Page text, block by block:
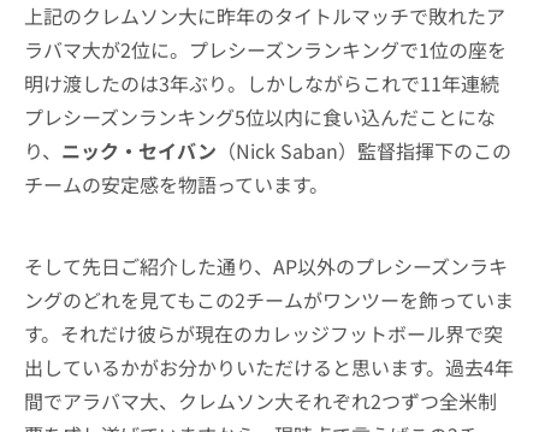
上記のクレムソン大に昨年のタイトルマッチで敗れたア
ラバマ大が2位に。プレシーズンランキングで1位の座を
明け渡したのは3年ぶり。しかしながらこれで11年連続
プレシーズンランキング5位以内に食い込んだことにな
り、 ニック・セイバン （Nick Saban）監督指揮下のこの
チームの安定感を物語っています。
そして先日ご紹介した通り、AP以外のプレシーズンラキ
ングのどれを見てもこの2チームがワンツーを飾っていま
す。それだけ彼らが現在のカレッジフットボール界で突
出しているかがお分かりいただけると思います。過去4年
間でアラバマ大、クレムソン大それぞれ2つずつ全米制